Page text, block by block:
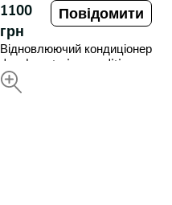
1100
грн
Повідомити
Відновлюючий кондиціонер
deeply restoring conditioner ,
1000 ml